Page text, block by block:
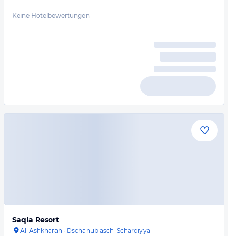
Keine Hotelbewertungen
Saqla Resort
Al-Ashkharah · Dschanub asch-Scharqiyya